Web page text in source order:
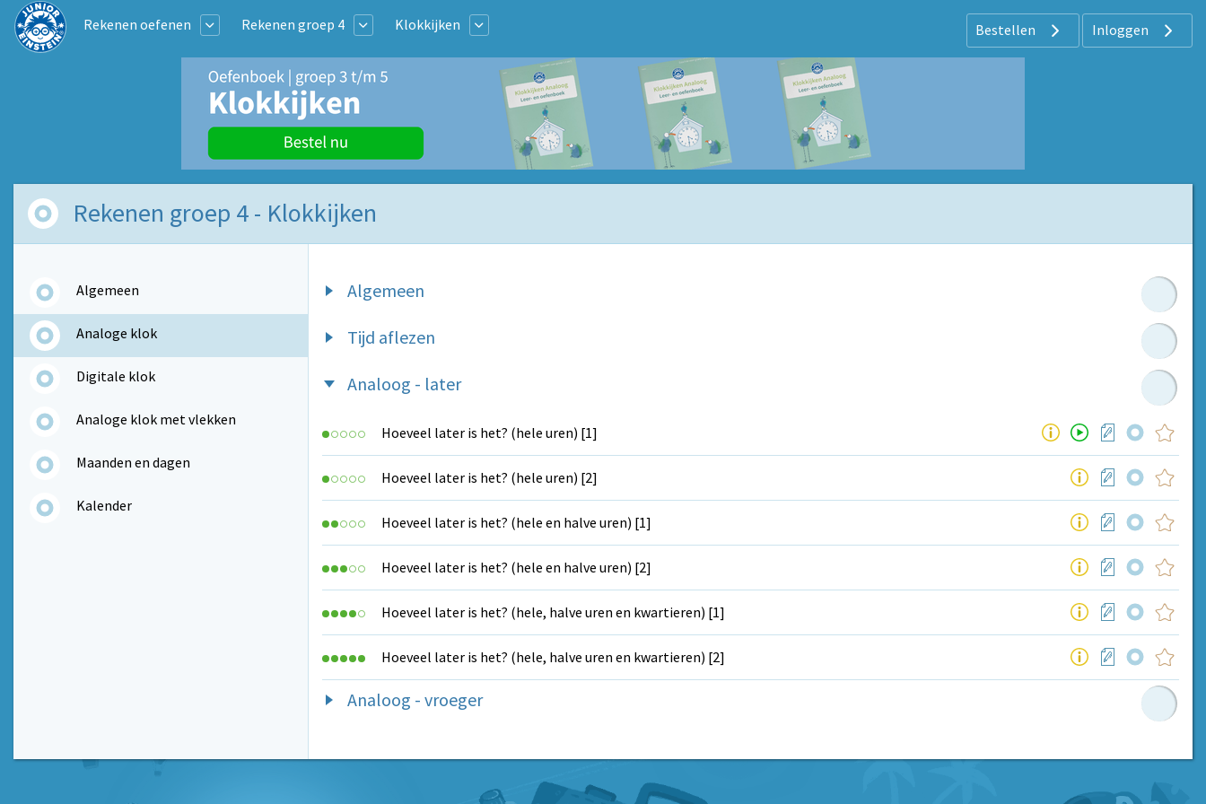
Rekenen oefenen Rekenen groep 4 Klokkijken Bestellen Inloggen
Rekenen groep 4 - Klokkijken
Algemeen
Analoge klok
Digitale klok
Analoge klok met vlekken
Maanden en dagen
Kalender
Algemeen
Tijd aflezen
Analoog - later
Hoeveel later is het? (hele uren) [1]
Hoeveel later is het? (hele uren) [2]
Hoeveel later is het? (hele en halve uren) [1]
Hoeveel later is het? (hele en halve uren) [2]
Hoeveel later is het? (hele, halve uren en kwartieren) [1]
Hoeveel later is het? (hele, halve uren en kwartieren) [2]
Analoog - vroeger